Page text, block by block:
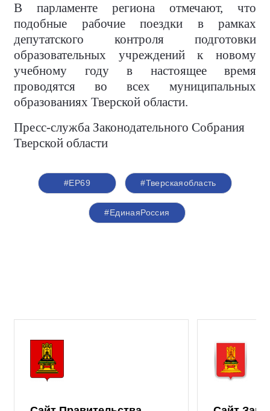
В парламенте региона отмечают, что
подобные рабочие поездки в рамках
депутатского контроля подготовки
образовательных учреждений к новому
учебному году в настоящее время
проводятся во всех муниципальных
образованиях Тверской области.
Пресс-служба Законодательного Собрания
Тверской области
#ЕР69 #Тверскаяобласть
#ЕдинаяРоссия